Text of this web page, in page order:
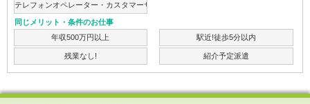
テレフォンオペレーター・カスタマーサポート
同じメリット・条件のお仕事
年収500万円以上
駅近!徒歩5分以内
残業なし! 紹介予定派遣